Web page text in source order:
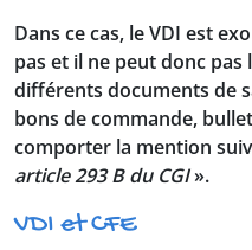
Dans ce cas, le VDI est
pas et il ne peut donc pas
différents documents de
bons de commande,
comporter la mention
article 293 B du CGI».
VDI et CFE